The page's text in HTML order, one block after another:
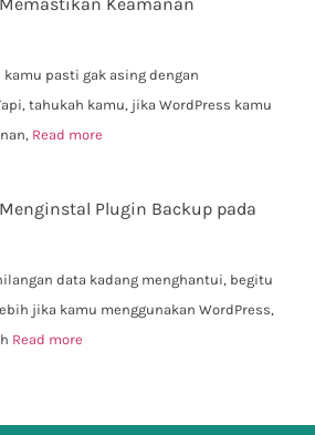
kamu pasti gak asing dengan
tahukah kamu, jika WordPress kamu
Read more
Plugin Backup pada
data kadang menghantui, begitu
jika kamu menggunakan WordPress,
Read more